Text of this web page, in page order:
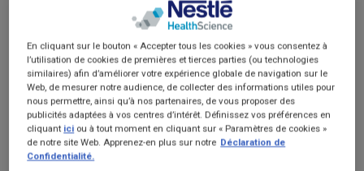
L'ALIMENTATION PAR SONDE
En cliquant sur le bouton « Accepter tous les cookies » vous consentez à
l’utilisation de cookies de premières et tierces parties (ou technologies
similaires) afin d’améliorer votre expérience globale de navigation sur le
Web, de mesurer notre audience, de collecter des informations utiles pour
nous permettre, ainsi qu’à nos partenaires, de vous proposer des
publicités adaptées à vos centres d’intérêt. Définissez vos préférences en
cliquant ici ou à tout moment en cliquant sur « Paramètres de cookies »
de notre site Web. Apprenez-en plus sur notre Déclaration de
Confidentialité.